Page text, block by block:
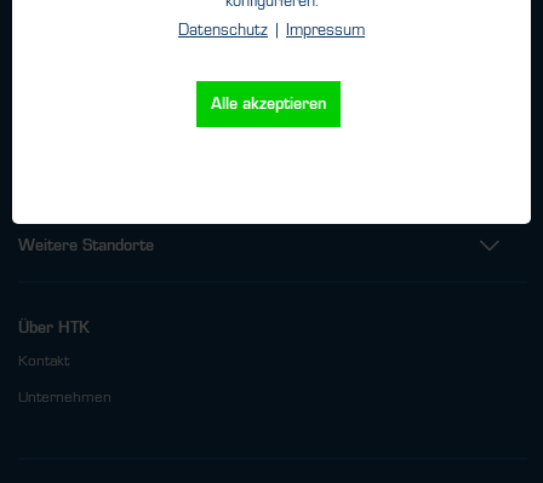
Telefon: +49 (0)40 - 600 38 38 - 0
Fax: +49 (0)40 - 600 38 38 - 99
Weitere Standorte
Über HTK
Kontakt
Unternehmen
Datenschutz
Impressum
Alle akzeptieren